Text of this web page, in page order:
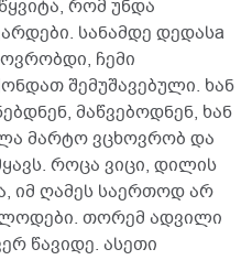
რომ უნდა
სანამდე დედასa
ჩემი
შემუშავებული. ხან
მაწვებოდნენ, ხან
მარტო ვცხოვრობ და
როცა ვიცი, დილის
იმ ღამეს საერთოდ არ
თორემ ადვილი
წავიდე. ასეთი